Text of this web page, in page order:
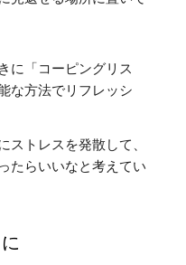
に「コーピングリス
な方法でリフレッシ
ストレスを発散して、
たらいいなと考えてい